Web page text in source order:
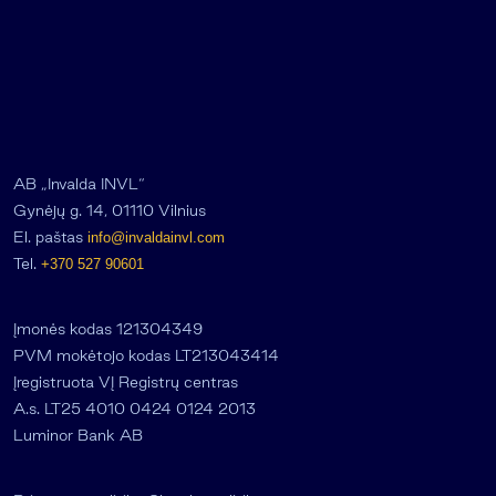
AB „Invalda INVL“
Gynėjų g. 14, 01110 Vilnius
El. paštas info@invaldainvl.com
Tel. +370 527 90601
Įmonės kodas 121304349
PVM mokėtojo kodas LT213043414
Įregistruota VĮ Registrų centras
A.s. LT25 4010 0424 0124 2013
Luminor Bank AB